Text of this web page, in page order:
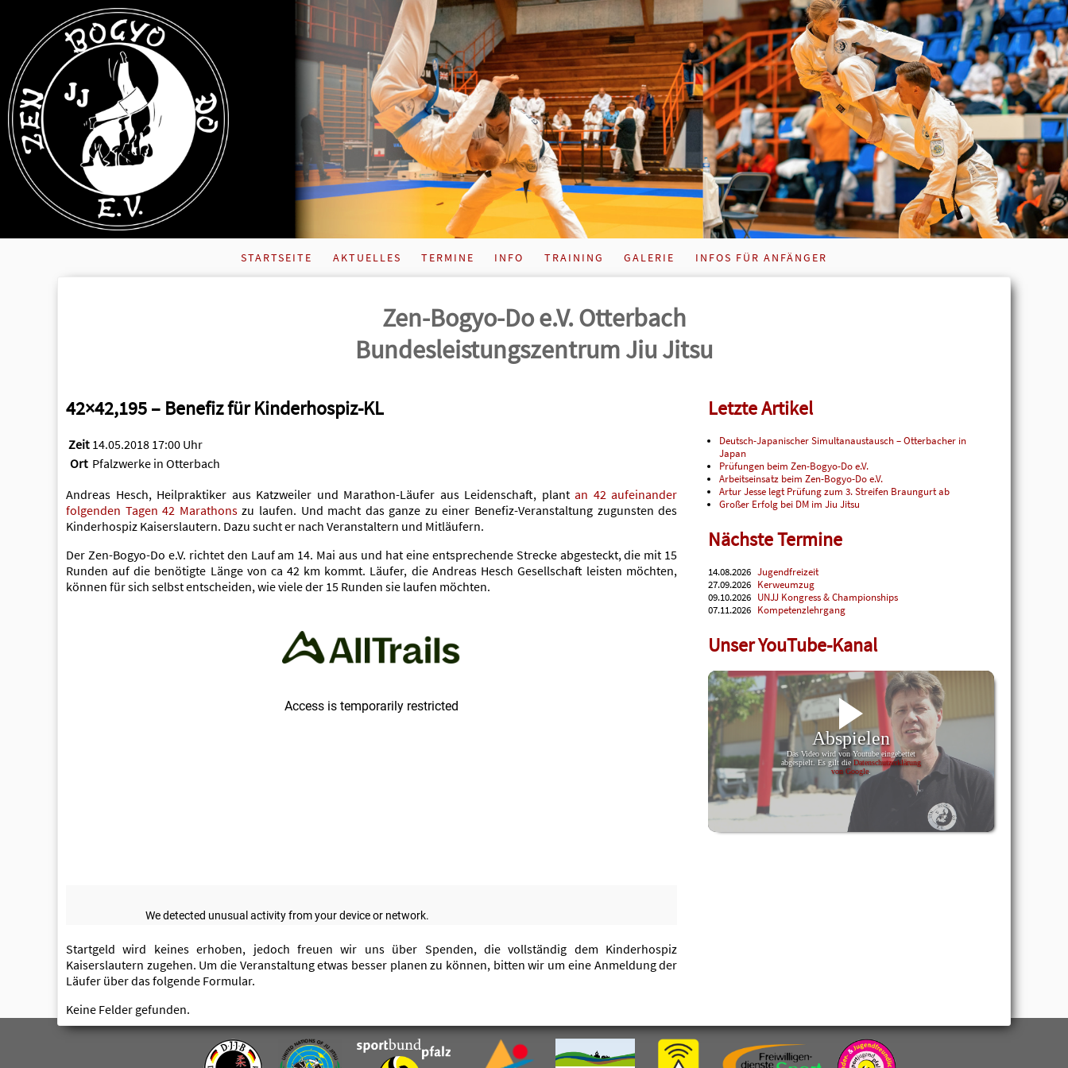
STARTSEITE AKTUELLES TERMINE INFO TRAINING GALERIE INFOS FÜR ANFÄNGER
Zen-Bogyo-Do e.V. Otterbach
Bundes­leistungs­zentrum Jiu Jitsu
42×42,195 – Benefiz für Kinderhospiz-KL
Zeit 14.05.2018 17:00 Uhr
Ort Pfalzwerke in Otterbach
Andreas Hesch, Heilpraktiker aus Katzweiler und Marathon-Läufer aus Leidenschaft, plantan 42 aufeinander
folgenden Tagen 42 Marathonszu laufen. Und macht das ganze zu einer Benefiz-Veranstaltung zugunsten des
Kinderhospiz Kaiserslautern. Dazu sucht er nach Veranstaltern und Mitläufern.
Der Zen-Bogyo-Do e.V. richtet den Lauf am 14. Mai aus und hat eine entsprechende Strecke abgesteckt, die mit 15
Runden auf die benötigte Länge von ca 42 km kommt. Läufer, die Andreas Hesch Gesellschaft leisten möchten,
können für sich selbst entscheiden, wie viele der 15 Runden sie laufen möchten.
Startgeld wird keines erhoben, jedoch freuen wir uns über Spenden, die vollständig dem Kinderhospiz
Kaiserslautern zugehen. Um die Veranstaltung etwas besser planen zu können, bitten wir um eine Anmeldung der
Läufer über das folgende Formular.
Keine Felder gefunden.
Letzte Artikel
Deutsch-Japanischer Simultanaustausch – Otterbacher in
Japan
Prüfungen beim Zen-Bogyo-Do e.V.
Arbeitseinsatz beim Zen-Bogyo-Do e.V.
Artur Jesse legt Prüfung zum 3. Streifen Braungurt ab
Großer Erfolg bei DM im Jiu Jitsu
Nächste Termine
14.08.2026 Jugendfreizeit
27.09.2026 Kerweumzug
09.10.2026 UNJJ Kongress & Championships
07.11.2026 Kompetenzlehrgang
Unser YouTube-Kanal